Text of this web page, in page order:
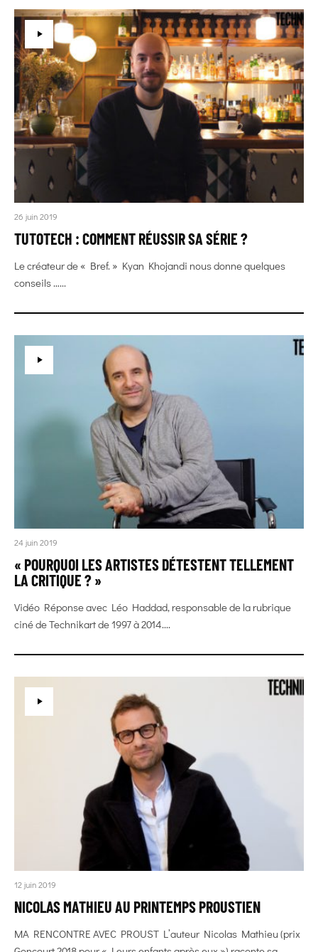
26 juin 2019
TUTOTECH : COMMENT RÉUSSIR SA SÉRIE ?
Le créateur de « Bref. » Kyan Khojandi nous donne quelques
conseils …...
24 juin 2019
« POURQUOI LES ARTISTES DÉTESTENT TELLEMENT
LA CRITIQUE ? »
Vidéo Réponse avec Léo Haddad, responsable de la rubrique
ciné de Technikart de 1997 à 2014....
12 juin 2019
NICOLAS MATHIEU AU PRINTEMPS PROUSTIEN
MA RENCONTRE AVEC PROUST L’auteur Nicolas Mathieu (prix